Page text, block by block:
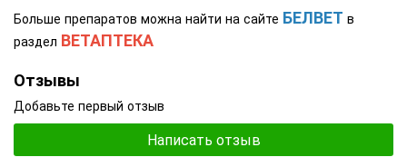
Больше препаратов можна найти на сайте БЕЛВЕТ в
раздел ВЕТАПТЕКА
Отзывы
Добавьте первый отзыв
Написать отзыв